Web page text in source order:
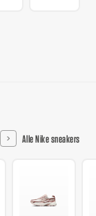
Alle Nike sneakers